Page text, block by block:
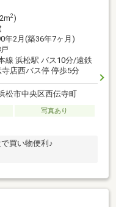
2)
年2月(築36年7ヶ月)
線 浜松駅 バス10分/遠鉄
店西バス停 停歩5分
松市中央区西伝寺町
写真あり
買い物便利♪